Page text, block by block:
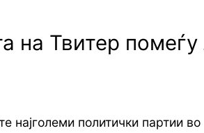
на Твитер
најголеми политички партии